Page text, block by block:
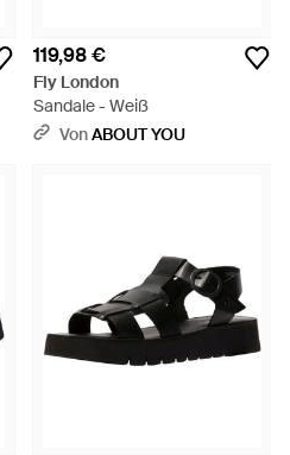
119,98 €
Fly London
Sandale - Weiß
VonABOUT YOU